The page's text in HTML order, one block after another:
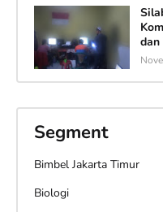
dan
Segment
Bimbel Jakarta Timur
Biologi